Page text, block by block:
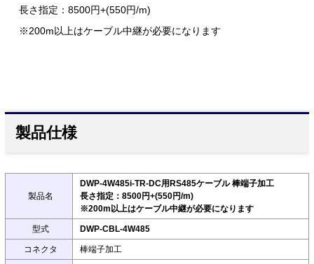
長さ指定：8500円+(550円/m)
※200m以上はケーブル中継が必要になります
製品仕様
製品名
DWP-4W485i-TR-DC用RS485ケーブル 棒端子加工
長さ指定：8500円+(550円/m)
※200m以上はケーブル中継が必要になります
型式 DWP-CBL-4W485
コネクタ 棒端子加工